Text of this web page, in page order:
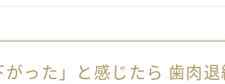
った」と感じたら 歯肉